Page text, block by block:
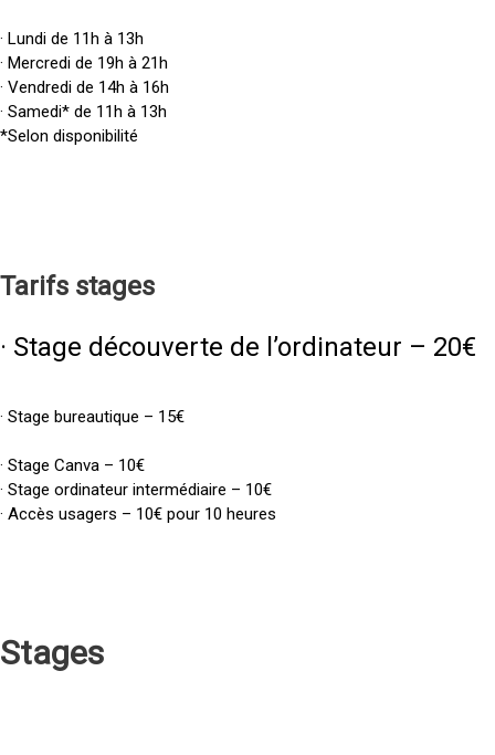
· Lundi de 11h à 13h
· Mercredi de 19h à 21h
· Vendredi de 14h à 16h
· Samedi* de 11h à 13h
*Selon disponibilité
Tarifs stages
· Stage découverte de l’ordinateur – 20€
· Stage bureautique – 15€
· Stage Canva – 10€
· Stage ordinateur intermédiaire – 10€
· Accès usagers – 10€ pour 10 heures
Stages